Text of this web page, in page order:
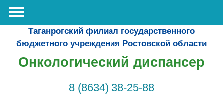
Таганрогский филиал государственного
бюджетного учреждения Ростовской области
Онкологический диспансер
8 (8634) 38-25-88